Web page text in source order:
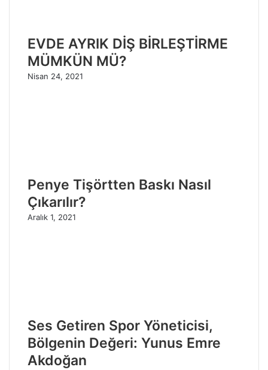
EVDE AYRIK DİŞ BİRLEŞTİRME
MÜMKÜN MÜ?
Nisan 24, 2021
Penye Tişörtten Baskı Nasıl
Çıkarılır?
Aralık 1, 2021
Ses Getiren Spor Yöneticisi,
Bölgenin Değeri: Yunus Emre
Akdoğan